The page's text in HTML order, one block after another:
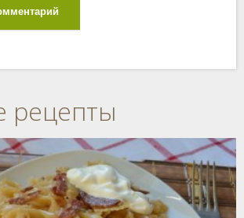
рецепты